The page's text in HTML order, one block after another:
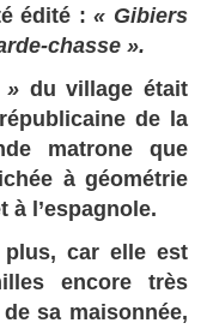
édité :« Gibiers
chasse ».
»du village était
de la
matrone que
à géométrie
à l’espagnole.
car elle est
encore très
sa maisonnée,